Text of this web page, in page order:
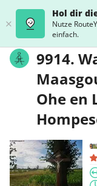
Hol dir
Nutze
einfach.
9914.
Ohe en